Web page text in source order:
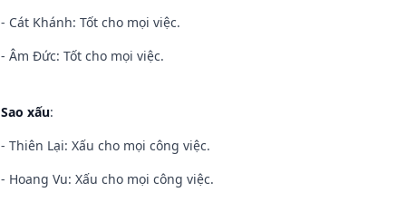
- Cát Khánh: Tốt cho mọi việc.
- Âm Đức: Tốt cho mọi việc.
Sao xấu:
- Thiên Lại: Xấu cho mọi công việc.
- Hoang Vu: Xấu cho mọi công việc.